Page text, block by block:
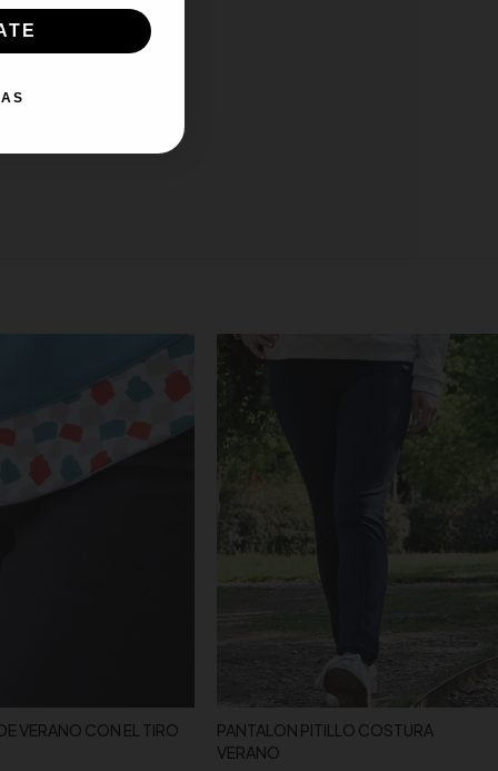
VERANO CON EL TIRO
PANTALON PITILLO COSTURA
VERANO